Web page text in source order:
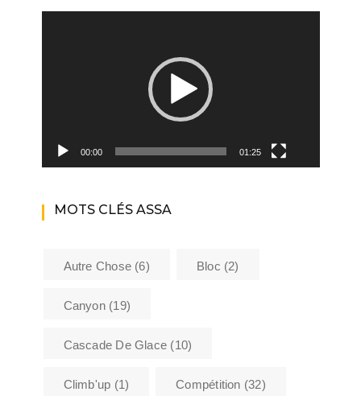
00:00 01:25
MOTS CLÉS ASSA
Autre Chose(6) Bloc (2)
Canyon(19)
Cascade De Glace (10)
Climb'up (1) Compétition (32)